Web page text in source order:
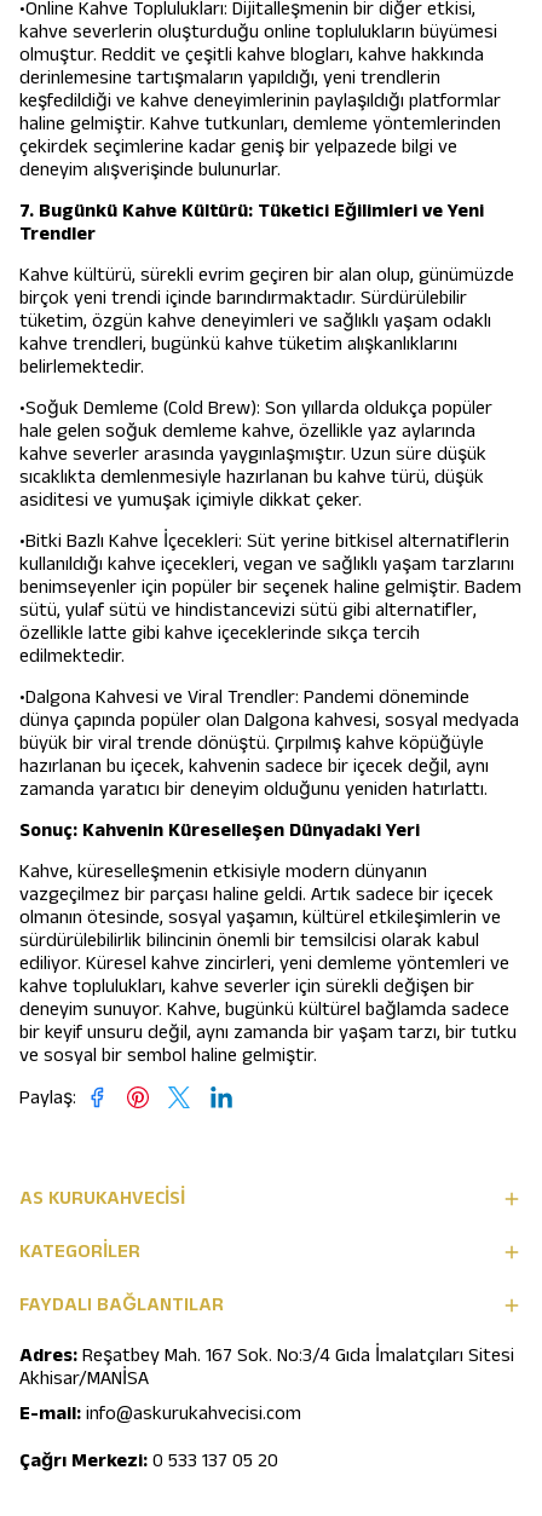
•Online Kahve Toplulukları: Dijitalleşmenin bir diğer etkisi,
kahve severlerin oluşturduğu online toplulukların büyümesi
olmuştur. Reddit ve çeşitli kahve blogları, kahve hakkında
derinlemesine tartışmaların yapıldığı, yeni trendlerin
keşfedildiği ve kahve deneyimlerinin paylaşıldığı platformlar
haline gelmiştir. Kahve tutkunları, demleme yöntemlerinden
çekirdek seçimlerine kadar geniş bir yelpazede bilgi ve
deneyim alışverişinde bulunurlar.
7. Bugünkü Kahve Kültürü: Tüketici Eğilimleri ve Yeni
Trendler
Kahve kültürü, sürekli evrim geçiren bir alan olup, günümüzde
birçok yeni trendi içinde barındırmaktadır. Sürdürülebilir
tüketim, özgün kahve deneyimleri ve sağlıklı yaşam odaklı
kahve trendleri, bugünkü kahve tüketim alışkanlıklarını
belirlemektedir.
•Soğuk Demleme (Cold Brew): Son yıllarda oldukça popüler
hale gelen soğuk demleme kahve, özellikle yaz aylarında
kahve severler arasında yaygınlaşmıştır. Uzun süre düşük
sıcaklıkta demlenmesiyle hazırlanan bu kahve türü, düşük
asiditesi ve yumuşak içimiyle dikkat çeker.
•Bitki Bazlı Kahve İçecekleri: Süt yerine bitkisel alternatiflerin
kullanıldığı kahve içecekleri, vegan ve sağlıklı yaşam tarzlarını
benimseyenler için popüler bir seçenek haline gelmiştir. Badem
sütü, yulaf sütü ve hindistancevizi sütü gibi alternatifler,
özellikle latte gibi kahve içeceklerinde sıkça tercih
edilmektedir.
•Dalgona Kahvesi ve Viral Trendler: Pandemi döneminde
dünya çapında popüler olan Dalgona kahvesi, sosyal medyada
büyük bir viral trende dönüştü. Çırpılmış kahve köpüğüyle
hazırlanan bu içecek, kahvenin sadece bir içecek değil, aynı
zamanda yaratıcı bir deneyim olduğunu yeniden hatırlattı.
Sonuç: Kahvenin Küreselleşen Dünyadaki Yeri
Kahve, küreselleşmenin etkisiyle modern dünyanın
vazgeçilmez bir parçası haline geldi. Artık sadece bir içecek
olmanın ötesinde, sosyal yaşamın, kültürel etkileşimlerin ve
sürdürülebilirlik bilincinin önemli bir temsilcisi olarak kabul
ediliyor. Küresel kahve zincirleri, yeni demleme yöntemleri ve
kahve toplulukları, kahve severler için sürekli değişen bir
deneyim sunuyor. Kahve, bugünkü kültürel bağlamda sadece
bir keyif unsuru değil, aynı zamanda bir yaşam tarzı, bir tutku
ve sosyal bir sembol haline gelmiştir.
Paylaş:
AS KURUKAHVECİSİ
KATEGORİLER
FAYDALI BAĞLANTILAR
Adres:Reşatbey Mah. 167 Sok. No:3/4 Gıda İmalatçıları Sitesi
Akhisar/MANİSA
E-mail:info@askurukahvecisi.com
Çağrı Merkezi:0 533 137 05 20